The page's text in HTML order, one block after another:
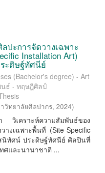
ปะการจัดวางเฉพาะ
Installation Art)
ะดิษฐ์ทัศนีย์
(Bachelor's degree) - Art
ธ์ - ทฤษฎีศิลป์
วิทยาลัยศิลปากร,2024)
วิเคราะห์ความสัมพันธ์ของ
งเฉพาะพื้นที่ (Site-Speciﬁc
นิทัศน์ ประดิษฐ์ทัศนีย์ ศิลปินที่
ศและนานาชาติ ...